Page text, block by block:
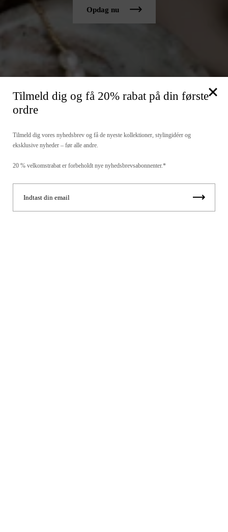
Opdag nu
Tilmeld dig og få 20% rabat på din første
ordre
Tilmeld dig vores nyhedsbrev og få de nyeste kollektioner, stylingidéer og
eksklusive nyheder – før alle andre.
20 % velkomstrabat er forbeholdt nye nyhedsbrevsabonnenter.*